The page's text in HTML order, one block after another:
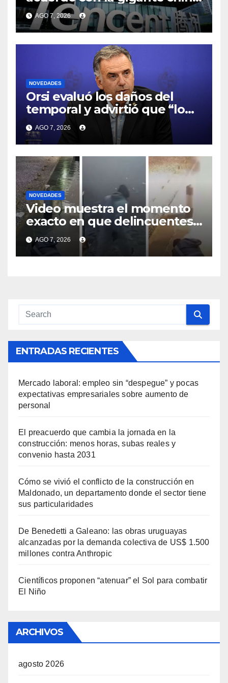
Tencent y busca impulsar la
instalación de un data center
de la empresa en Uruguay
AGO 7, 2026
NOVEDADES
Orsi evaluó los daños del
temporal y advirtió que “lo
complejo va a empezar a
partir de setiembre” por El
Niño
AGO 7, 2026
NOVEDADES
Video muestra el momento
exacto en que delincuentes
hicieron explotar un cajero
en Parque Miramar
AGO 7, 2026
ENTRADAS RECIENTES
Mercado laboral: empleo sin “despegue” y pocas
expectativas empresariales sobre aumento de
personal
El preacuerdo que cambia la jornada en la
construcción: menos horas, subas reales y
convenio hasta 2031
Cómo se vivió el conflicto de la construcción en
Maldonado, un departamento donde el sector tiene
sus particularidades
De Benedetti a Galeano: las obras uruguayas
alcanzadas por la demanda colectiva de US$ 1.500
millones contra Anthropic
Científicos proponen “atenuar” el Sol para combatir
El Niño
ARCHIVOS
agosto 2026